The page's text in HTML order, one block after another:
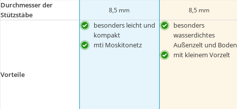
Durchmesser der
Stützstäbe
8,5 mm 8,5 mm
Vorteile
besonders leicht und
kompakt
mti Moskitonetz
besonders
wasserdichtes
Außenzelt und Boden
mit kleinem Vorzelt